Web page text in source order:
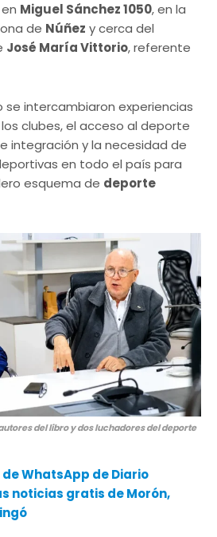
Miguel Sánchez 1050, en la
de Núñez y cerca del
José María Vittorio, referente
se intercambiaron experiencias
clubes, el acceso al deporte
integración y la necesidad de
en todo el país para
esquema de deporte
del libro y dos luchadores del deporte
WhatsApp de Diario
noticias gratis de Morón,